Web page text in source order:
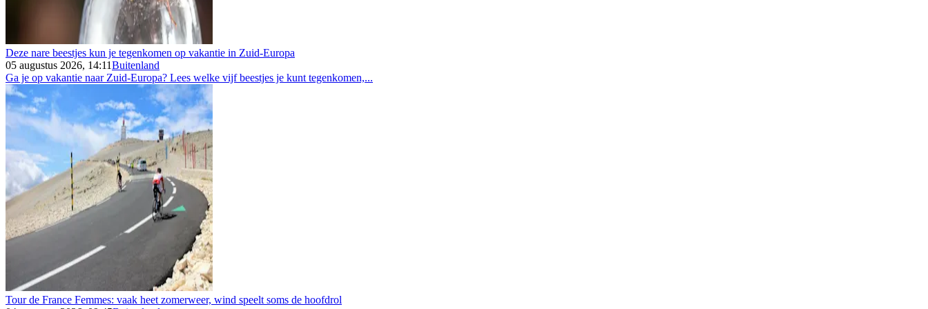
Deze nare beestjes kun je tegenkomen op vakantie in Zuid-Europa
05 augustus 2026, 14:11Buitenland
Ga je op vakantie naar Zuid-Europa? Lees welke vijf beestjes je kunt tegenkomen,...
Tour de France Femmes: vaak heet zomerweer, wind speelt soms de hoofdrol